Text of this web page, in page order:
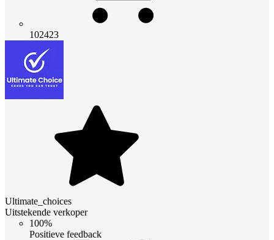
102423
Ultimate_choices
Uitstekende verkoper
100%
Positieve feedback